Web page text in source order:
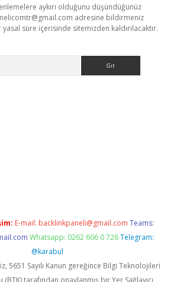
aykırı olduğunu düşündüğünüz
adresine bildirmeniz
süre içerisinde sitemizden kaldırılacaktır.
E-mail: backlinkpaneli@gmail.com Teams:
Whatsapp: 0262 606 0 726 Telegram:
@karabul
5651 Sayılı Kanun gereğince Bilgi Teknolojileri
tarafından onaylanmış bir Yer Sağlayıcı